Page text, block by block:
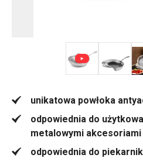
unikatowa powłoka
odpowiednia do
metalowymi akcesoriami
odpowiednia do